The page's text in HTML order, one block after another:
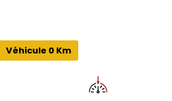
Véhicule 0 Km